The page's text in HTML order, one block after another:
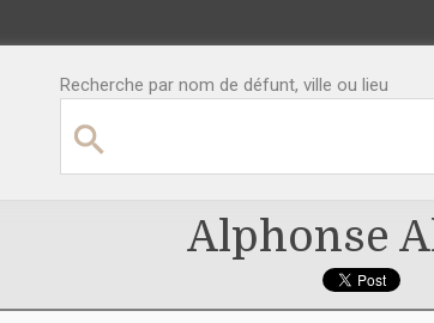
Recherche par nom de défunt, ville ou lieu
Alphonse